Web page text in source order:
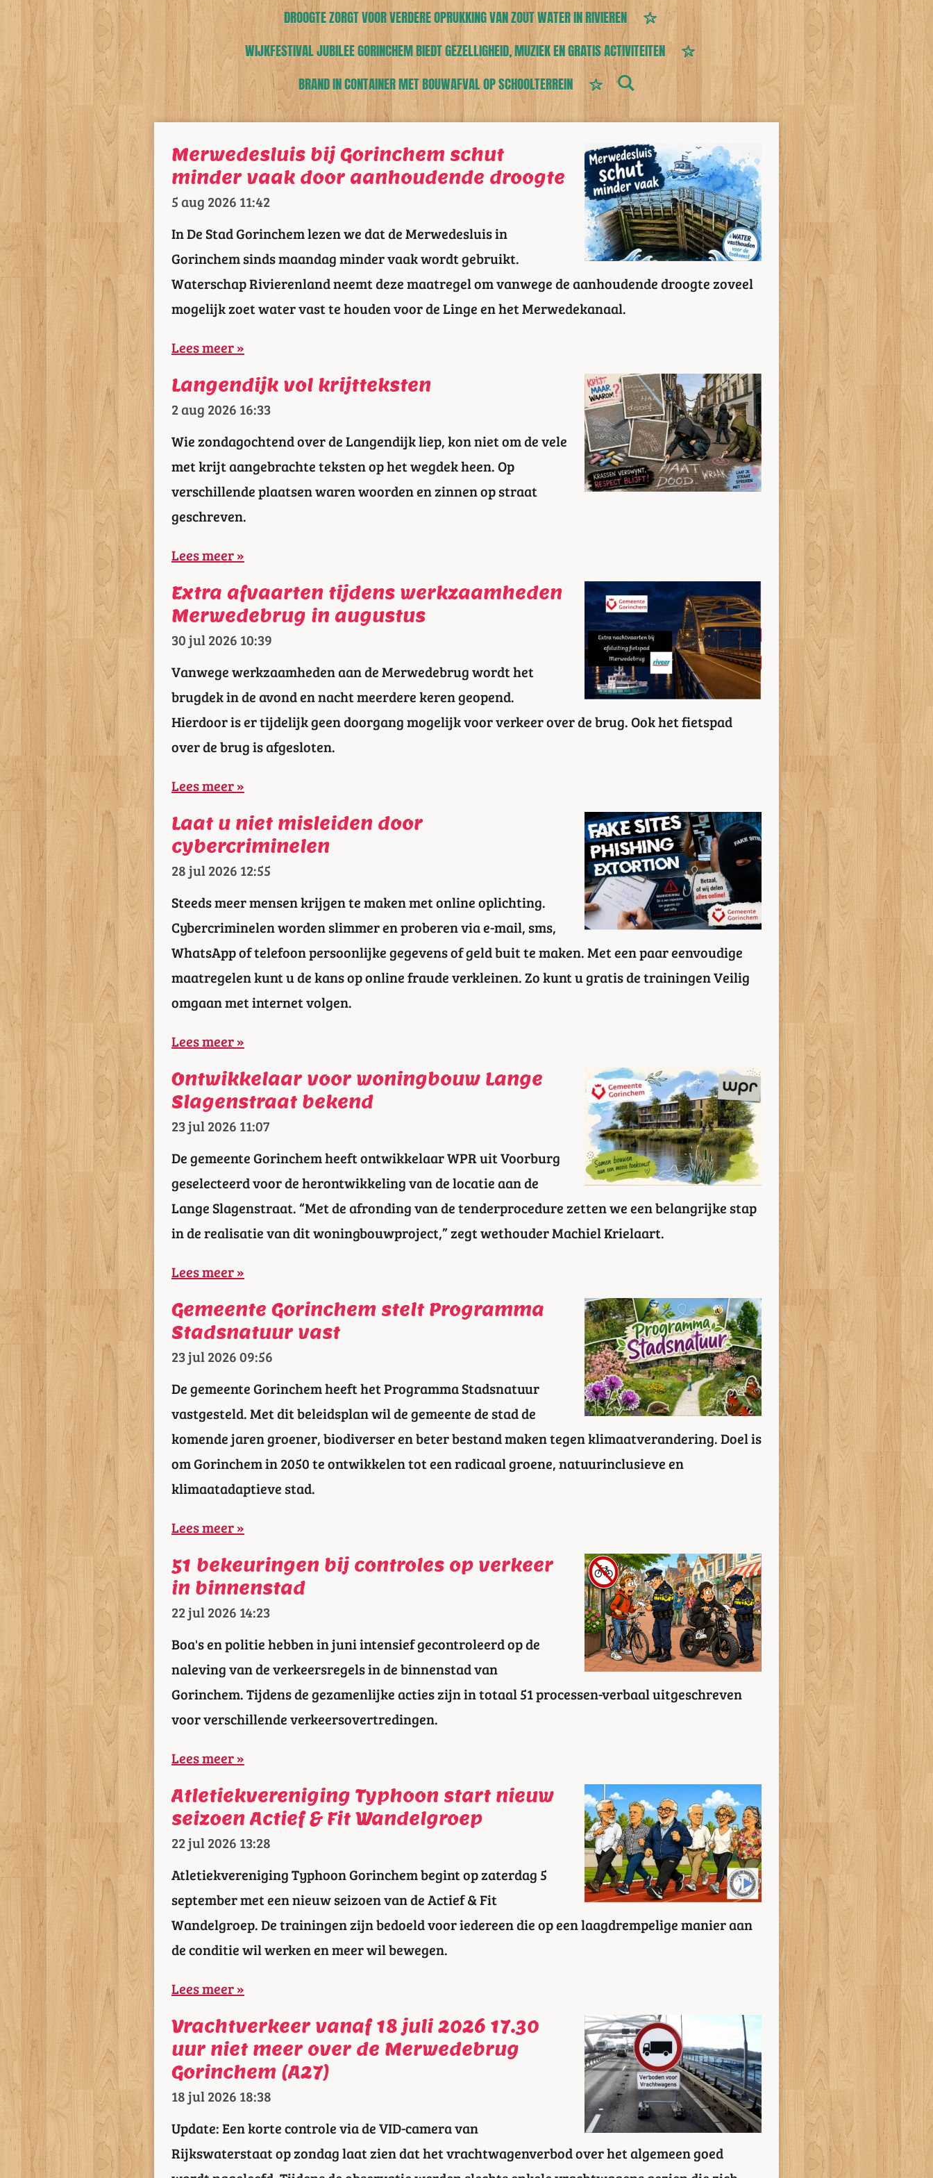
DROOGTE ZORGT VOOR VERDERE OPRUKKING VAN ZOUT WATER IN RIVIEREN
WIJKFESTIVAL JUBILEE GORINCHEM BIEDT GEZELLIGHEID, MUZIEK EN GRATIS ACTIVITEITEN
BRAND IN CONTAINER MET BOUWAFVAL OP SCHOOLTERREIN
Merwedesluis bij Gorinchem schut
minder vaak door aanhoudende droogte
5 aug 2026 11:42
In De Stad Gorinchem lezen we dat de Merwedesluis in
Gorinchem sinds maandag minder vaak wordt gebruikt.
Waterschap Rivierenland neemt deze maatregel om vanwege de aanhoudende droogte zoveel
mogelijk zoet water vast te houden voor de Linge en het Merwedekanaal.
Lees meer »
Langendijk vol krijtteksten
2 aug 2026 16:33
Wie zondagochtend over de Langendijk liep, kon niet om de vele
met krijt aangebrachte teksten op het wegdek heen. Op
verschillende plaatsen waren woorden en zinnen op straat
geschreven.
Lees meer »
Extra afvaarten tijdens werkzaamheden
Merwedebrug in augustus
30 jul 2026 10:39
Vanwege werkzaamheden aan de Merwedebrug wordt het
brugdek in de avond en nacht meerdere keren geopend.
Hierdoor is er tijdelijk geen doorgang mogelijk voor verkeer over de brug. Ook het fietspad
over de brug is afgesloten.
Lees meer »
Laat u niet misleiden door
cybercriminelen
28 jul 2026 12:55
Steeds meer mensen krijgen te maken met online oplichting.
Cybercriminelen worden slimmer en proberen via e-mail, sms,
WhatsApp of telefoon persoonlijke gegevens of geld buit te maken. Met een paar eenvoudige
maatregelen kunt u de kans op online fraude verkleinen. Zo kunt u gratis de trainingen Veilig
omgaan met internet volgen.
Lees meer »
Ontwikkelaar voor woningbouw Lange
Slagenstraat bekend
23 jul 2026 11:07
De gemeente Gorinchem heeft ontwikkelaar WPR uit Voorburg
geselecteerd voor de herontwikkeling van de locatie aan de
Lange Slagenstraat. “Met de afronding van de tenderprocedure zetten we een belangrijke stap
in de realisatie van dit woningbouwproject,” zegt wethouder Machiel Krielaart.
Lees meer »
Gemeente Gorinchem stelt Programma
Stadsnatuur vast
23 jul 202609:56
De gemeente Gorinchem heeft het Programma Stadsnatuur
vastgesteld. Met dit beleidsplan wil de gemeente de stad de
komende jaren groener, biodiverser en beter bestand maken tegen klimaatverandering. Doel is
om Gorinchem in 2050 te ontwikkelen tot een radicaal groene, natuurinclusieve en
klimaatadaptieve stad.
Lees meer »
51 bekeuringen bij controles op verkeer
in binnenstad
22 jul 2026 14:23
Boa's en politie hebben in juni intensief gecontroleerd op de
naleving van de verkeersregels in de binnenstad van
Gorinchem. Tijdens de gezamenlijke acties zijn in totaal 51 processen-verbaal uitgeschreven
voor verschillende verkeersovertredingen.
Lees meer »
Atletiekvereniging Typhoon start nieuw
seizoen Actief & Fit Wandelgroep
22 jul 2026 13:28
Atletiekvereniging Typhoon Gorinchem begint op zaterdag 5
september met een nieuw seizoen van de Actief & Fit
Wandelgroep. De trainingen zijn bedoeld voor iedereen die op een laagdrempelige manier aan
de conditie wil werken en meer wil bewegen.
Lees meer »
Vrachtverkeer vanaf 18 juli 2026 17.30
uur niet meer over de Merwedebrug
Gorinchem (A27)
18 jul 2026 18:38
Update: Een korte controle via de VID-camera van
Rijkswaterstaat op zondag laat zien dat het vrachtwagenverbod over het algemeen goed